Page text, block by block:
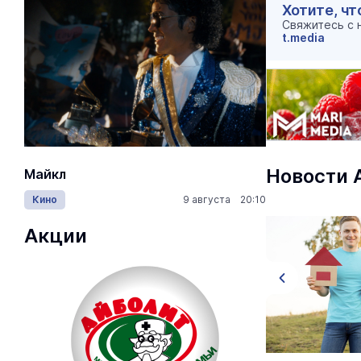
Майкл
Кино 9 августа 20:10
Лида /
Акции
Хотите,
Свяжитесь с
t.media
Новости